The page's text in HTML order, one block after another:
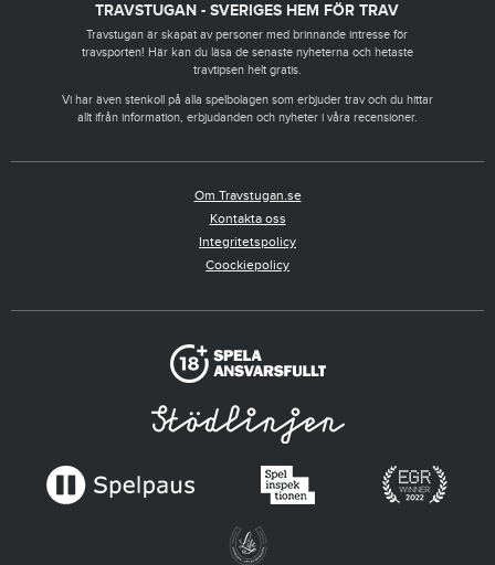
TRAVSTUGAN - SVERIGES HEM FÖR TRAV
Travstugan är skapat av personer med brinnande intresse för
travsporten! Här kan du läsa de senaste nyheterna och hetaste
travtipsen helt gratis.
Vi har även stenkoll på alla spelbolagen som erbjuder trav och du hittar
allt ifrån information, erbjudanden och nyheter i våra recensioner.
Om Travstugan.se
Kontakta oss
Integritetspolicy
Coockiepolicy